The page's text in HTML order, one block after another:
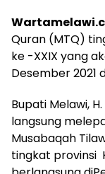
Quran (MTQ)
ke -XXIX yang
Desember 2021
Bupati Melawi,
langsung
Musabaqah
tingkat provinsi